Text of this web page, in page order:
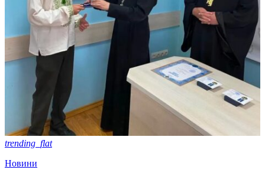
trending_flat
Новини